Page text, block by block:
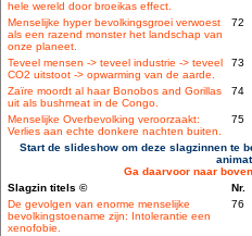
hele wereld door broeikas effect.
Menselijke hyper bevolkingsgroei verwoest
als een razend monster het landschap van
onze planeet.
72
Teveel mensen -> teveel industrie -> teveel
CO2 uitstoot -> opwarming van de aarde.
73
Zaïre moordt al haar Bonobos and Gorillas
uit als bushmeat in de Congo.
74
Menselijke Overbevolking veroorzaakt:
Verlies aan echte donkere nachten buiten.
75
Start de slideshow om deze slagzinnen te
Ga daarvoor naar
Slagzin titels ©
Nr.
De gevolgen van enorme menselijke
bevolkingstoename zijn: Intolerantie een
xenofobie.
76